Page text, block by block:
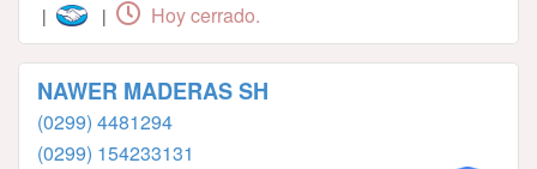
| | Hoy cerrado.
NAWER MADERAS SH
(0299) 4481294
(0299) 154233131